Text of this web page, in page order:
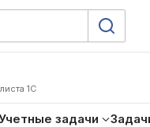
1С
задачи